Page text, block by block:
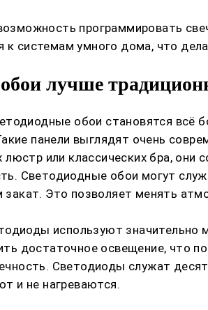
программировать
системам умного дома, что
лучше
обои становятся
панели выглядят очень
или классических бра,
Светодиодные обои могут
Это позволяет менять
используют
достаточное освещение, что
Светодиоды служат
и не нагреваются.